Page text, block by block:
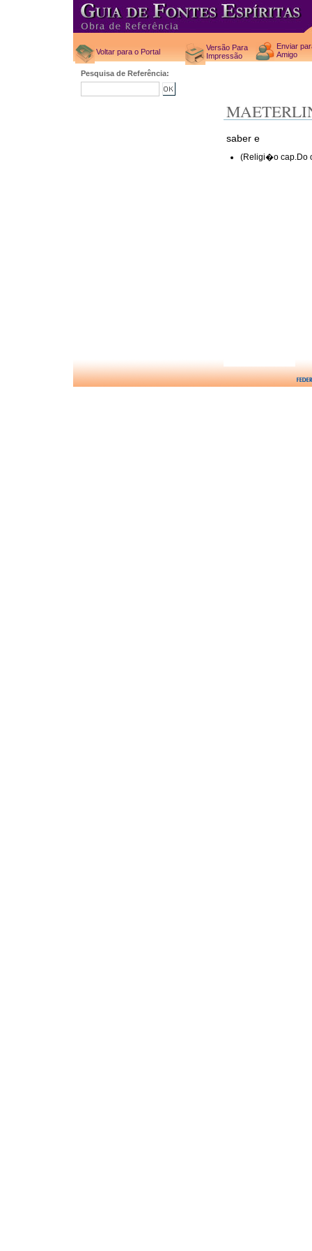
Voltar para o Portal
Versão Para
Impressão
Enviar
Amigo
Pesquisa de Referência:
saber e
(Religi�o cap.Do